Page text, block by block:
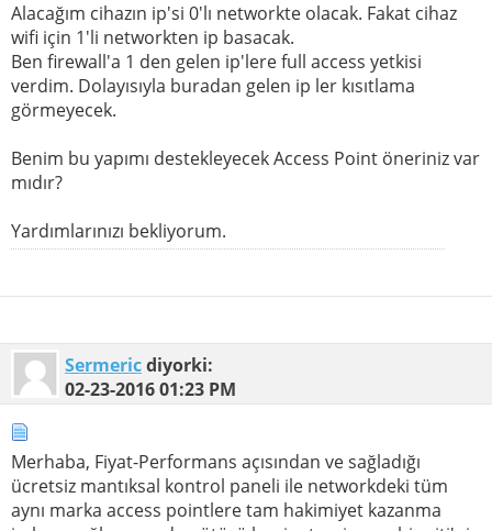
Alacağım cihazın ip'si 0'lı networkte olacak. Fakat cihaz
wifi için 1'li networkten ip basacak.
Ben firewall'a 1 den gelen ip'lere full access yetkisi
verdim. Dolayısıyla buradan gelen ip ler kısıtlama
görmeyecek.
Benim bu yapımı destekleyecek Access Point öneriniz var
mıdır?
Yardımlarınızı bekliyorum.
Sermericdiyorki:
02-23-201601:23 PM
Merhaba, Fiyat-Performans açısından ve sağladığı
ücretsiz mantıksal kontrol paneli ile networkdeki tüm
aynı marka access pointlere tam hakimiyet kazanma